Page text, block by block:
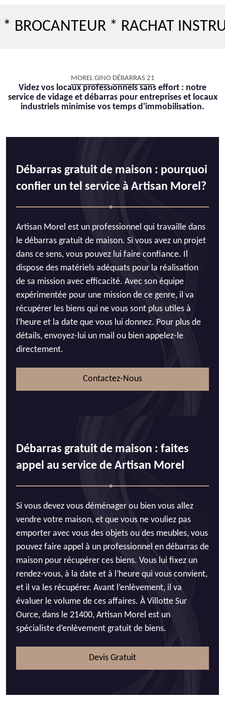
* RACHAT
MOREL GINO DÉBARRAS 21
Videz vos locaux professionnels sans effort : notre
service de vidage et débarras pour entreprises et locaux
industriels minimise vos temps d'immobilisation.
Débarras gratuit de maison : pourquoi
confier un tel service à Artisan Morel?
Artisan Morel est un professionnel qui travaille dans
le débarras gratuit de maison. Si vous avez un projet
dans ce sens, vous pouvez lui faire confiance. Il
dispose des matériels adéquats pour la réalisation
de sa mission avec efficacité. Avec son équipe
expérimentée pour une mission de ce genre, il va
récupérer les biens qui ne vous sont plus utiles à
l’heure et la date que vous lui donnez. Pour plus de
détails, envoyez-lui un mail ou bien appelez-le
directement.
Contactez-Nous
Débarras gratuit de maison : faites
appel au service de Artisan Morel
Si vous devez vous déménager ou bien vous allez
vendre votre maison, et que vous ne vouliez pas
emporter avec vous des objets ou des meubles, vous
pouvez faire appel à un professionnel en débarras de
maison pour récupérer ces biens. Vous lui fixez un
rendez-vous, à la date et à l’heure qui vous convient,
et il va les récupérer. Avant l’enlèvement, il va
évaluer le volume de ces affaires. À Villotte Sur
Ource, dans le 21400, Artisan Morel est un
spécialiste d’enlèvement gratuit de biens.
Devis Gratuit